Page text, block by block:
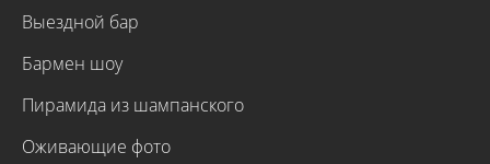
Выездной бар
Бармен шоу
Пирамида из шампанского
Оживающие фото